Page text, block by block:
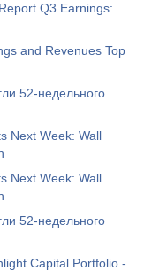
Q3 Earnings:
and Revenues Top
52-недельного
Next Week: Wall
Next Week: Wall
52-недельного
Capital Portfolio -